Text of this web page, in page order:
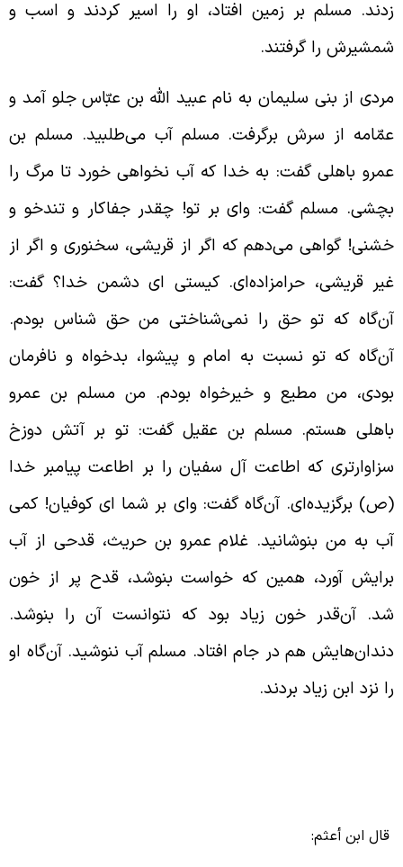
مسلم بر زمین افتاد، او را اسیر کردند و اسب و
را گرفتند.
از بنی سلیمان به نام عبید الله بن عبّاس جلو آمد و
از سرش برگرفت. مسلم آب می‌طلبید. مسلم بن
باهلی گفت: به خدا که آب نخواهی خورد تا مرگ را
مسلم گفت: وای بر تو! چقدر جفاکار و تندخو و
گواهی می‌دهم که اگر از قریشی، سخنوری و اگر از
قریشی، حرامزاده‌ای. کیستی ای دشمن خدا؟ گفت:
که تو حق را نمی‌شناختی من حق ‌شناس بودم.
که تو نسبت به امام و پیشوا، بدخواه و نافرمان
من مطیع و خیرخواه بودم. من مسلم بن عمرو
هستم. مسلم بن عقیل گفت: تو بر آتش دوزخ
که اطاعت آل سفیان را بر اطاعت پیامبر خدا
برگزیده‌ای. آن‌گاه گفت: وای بر شما ای کوفیان! کمی
به من بنوشانید. غلام عمرو بن حریث، قدحی از آب
آورد، همین که خواست بنوشد، قدح پر از خون
آن‌قدر خون زیاد بود که نتوانست آن را بنوشد.
هم در جام افتاد. مسلم آب ننوشید. آن‌گاه او
نزد ابن زیاد بردند.
ابن أعثم: